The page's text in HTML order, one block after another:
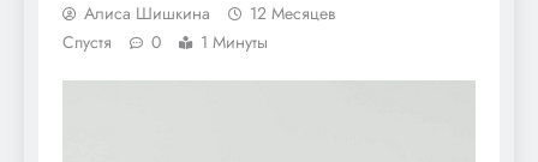
Алиса Шишкина
12 Месяцев
Спустя
0 1 Минуты